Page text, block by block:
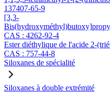
137407-65-9
[3,3-
CAS : 4262-92-4
Ester diéthylique de l'acide 2-
CAS : 757-44-8
Siloxanes de spécialité
Siloxanes à double extrémité